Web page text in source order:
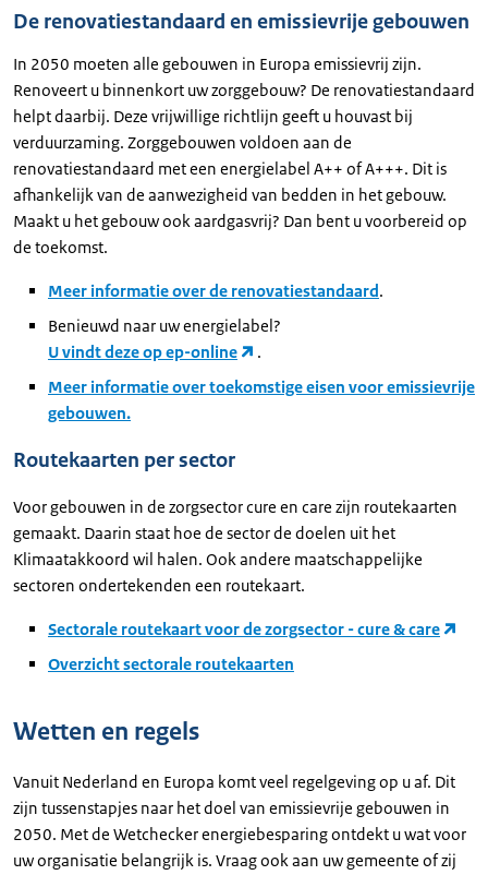
De renovatiestandaard en emissievrije gebouwen
In 2050 moeten alle gebouwen in Europa emissievrij zijn.
Renoveert u binnenkort uw zorggebouw? De renovatiestandaard
helpt daarbij. Deze vrijwillige richtlijn geeft u houvast bij
verduurzaming. Zorggebouwen voldoen aan de
renovatiestandaard met een energielabel A++ of A+++. Dit is
afhankelijk van de aanwezigheid van bedden in het gebouw.
Maakt u het gebouw ook aardgasvrij? Dan bent u voorbereid op
de toekomst.
Meer informatie over de renovatiestandaard.
Benieuwd naar uw energielabel?
U vindt deze op ep-online
.
Meer informatie over toekomstige eisen voor emissievrije
gebouwen.
Routekaarten per sector
Voor gebouwen in de zorgsector cure en care zijn routekaarten
gemaakt. Daarin staat hoe de sector de doelen uit het
Klimaatakkoord wil halen. Ook andere maatschappelijke
sectoren ondertekenden een routekaart.
Sectorale routekaart voor de zorgsector - cure & care
Overzicht sectorale routekaarten
Wetten en regels
Vanuit Nederland en Europa komt veel regelgeving op u af. Dit
zijn tussenstapjes naar het doel van emissievrije gebouwen in
2050. Met de Wetchecker energiebesparing ontdekt u wat voor
uw organisatie belangrijk is. Vraag ook aan uw gemeente of zij